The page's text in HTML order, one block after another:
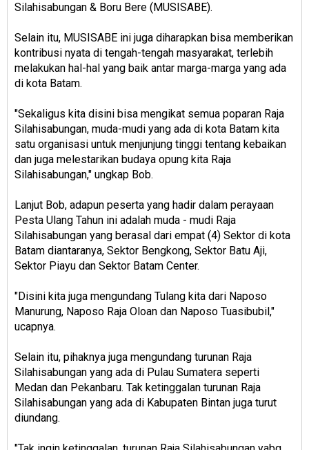
Silahisabungan & Boru Bere (MUSISABE).
Selain itu, MUSISABE ini juga diharapkan bisa memberikan
kontribusi nyata di tengah-tengah masyarakat, terlebih
melakukan hal-hal yang baik antar marga-marga yang ada
di kota Batam.
"Sekaligus kita disini bisa mengikat semua poparan Raja
Silahisabungan, muda-mudi yang ada di kota Batam kita
satu organisasi untuk menjunjung tinggi tentang kebaikan
dan juga melestarikan budaya opung kita Raja
Silahisabungan," ungkap Bob.
Lanjut Bob, adapun peserta yang hadir dalam perayaan
Pesta Ulang Tahun ini adalah muda - mudi Raja
Silahisabungan yang berasal dari empat (4) Sektor di kota
Batam diantaranya, Sektor Bengkong, Sektor Batu Aji,
Sektor Piayu dan Sektor Batam Center.
"Disini kita juga mengundang Tulang kita dari Naposo
Manurung, Naposo Raja Oloan dan Naposo Tuasibubil,"
ucapnya.
Selain itu, pihaknya juga mengundang turunan Raja
Silahisabungan yang ada di Pulau Sumatera seperti
Medan dan Pekanbaru. Tak ketinggalan turunan Raja
Silahisabungan yang ada di Kabupaten Bintan juga turut
diundang.